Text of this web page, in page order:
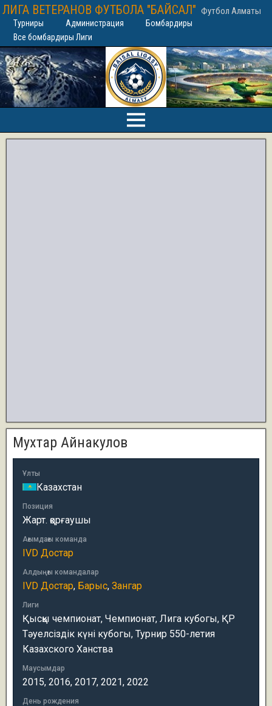
ЛИГА ВЕТЕРАНОВ ФУТБОЛА "БАЙСАЛ" Футбол Алматы
Турниры Администрация
Бомбардиры
Все бомбардиры Лиги
Мухтар Айнакулов
Ұлты
Казахстан
Позиция
Жарт. қорғаушы
Ағымдағы команда
IVD Достар
Алдыңғы командалар
IVD Достар, Барыс, Зангар
Лиги
Қысқы чемпионат, Чемпионат, Лига кубогы, ҚР
Тәуелсіздік күні кубогы, Турнир 550-летия
Казахского Ханства
Маусымдар
2015, 2016, 2017, 2021, 2022
День рождения